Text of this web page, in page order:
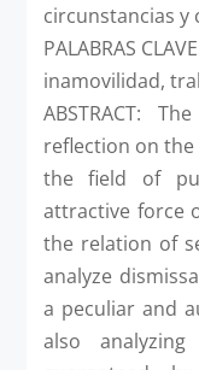
circunstancias y
PALABRAS
inamovilidad,
ABSTRACT:
reflection on
the field of
attractive force
the relation of
analyze
a peculiar and
also